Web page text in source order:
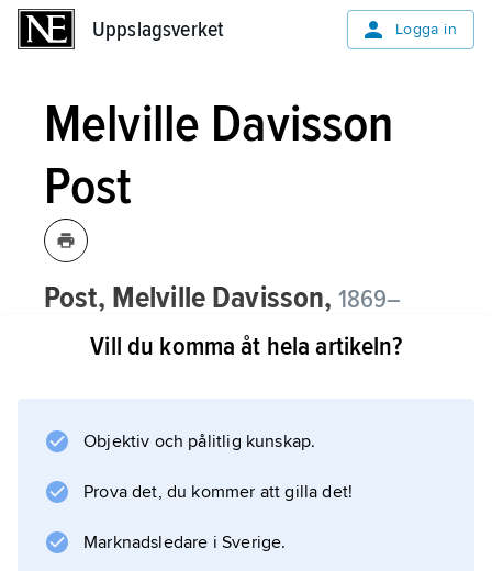
Uppslagsverket Logga in
Melville Davisson
Post
Post, Melville Davisson, 1869–
1930, amerikansk författare, jurist och
politiker.
kriminalnovellens område.
Information om artikeln
Vill du komma åt hela artikeln?
Objektiv och pålitlig kunskap.
Prova det, du kommer att gilla det!
Marknadsledare i Sverige.